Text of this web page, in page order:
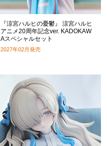
『涼宮ハルヒの憂鬱』 涼宮ハルヒ
アニメ20周年記念ver. KADOKAW
Aスペシャルセット
2027年02月発売